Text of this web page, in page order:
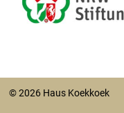
© 2026 Haus Koekkoek